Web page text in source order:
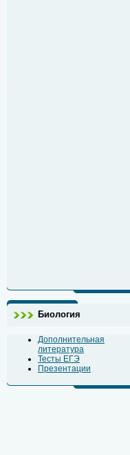
Биология
Дополнительная
литература
Тесты ЕГЭ
Презентации